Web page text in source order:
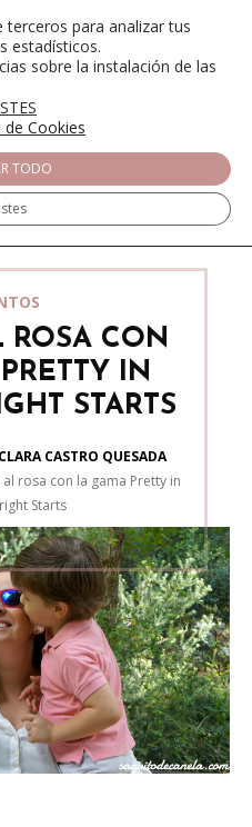
ROSA CON
IN
STARTS
CASTRO QUESADA
al rosa con la gama Pretty in
Starts
para analizar tus
estadísticos.
sobre la instalación de las
de Cookies
TODO